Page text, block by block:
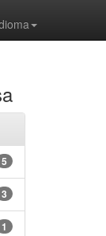
5
3
1